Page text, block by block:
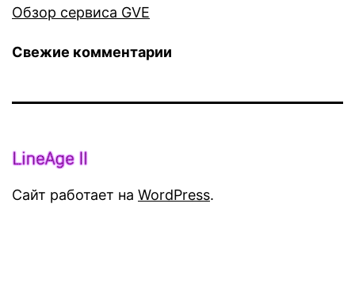
Обзор сервиса GVE
Свежие комментарии
Сайт работает на WordPress.